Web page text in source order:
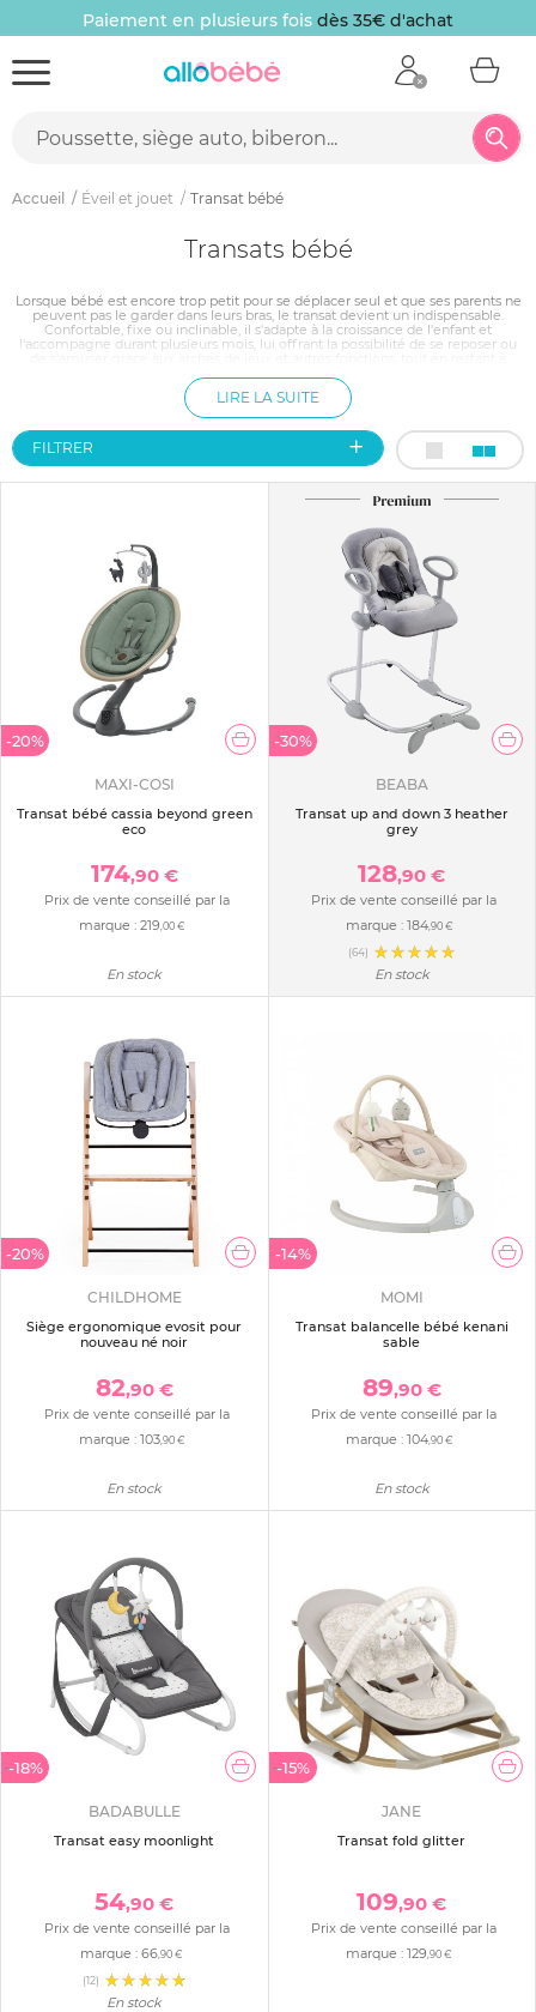
Paiement en plusieurs foisdès 35€ d'achat
Accueil Éveil et jouet Transat bébé
Transats bébé
Lorsque bébé est encore trop petit pour se déplacer seul et que ses parents ne
peuvent pas le garder dans leurs bras, le transat devient un indispensable.
Confortable, fixe ou inclinable, il s'adapte à la croissance de l'enfant et
l'accompagne durant plusieurs mois, lui offrant la possibilité de se reposer ou
transat disponible dans différents styles et coloris, accessible à tous les budgets.
LIRE LA SUITE
FILTRER
-20%
MAXI-COSI
Transat bébé cassia beyond green
eco
174,90 €
Prix de vente conseillé par la
marque : 219 ,00 €
En stock
-30%
BEABA
Transat up and down 3 heather
grey
128,90 €
Prix de vente conseillé par la
marque : 184,90 €
(64)
En stock
-20%
CHILDHOME
Siège ergonomique evosit pour
nouveau né noir
82,90 €
Prix de vente conseillé par la
marque : 103,90 €
En stock
-14%
MOMI
Transat balancelle bébé kenani
sable
89,90 €
Prix de vente conseillé par la
marque : 104,90 €
En stock
-18%
BADABULLE
Transat easy moonlight
54,90 €
Prix de vente conseillé par la
marque :66 ,90 €
(12)
En stock
-15%
JANE
Transat fold glitter
109,90 €
Prix de vente conseillé par la
marque :129 ,90 €